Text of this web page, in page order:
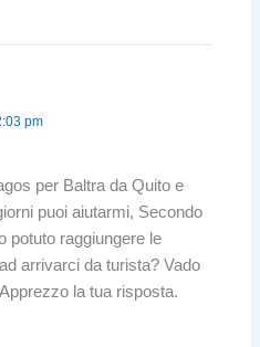
pm
per Baltra da Quito e
puoi aiutarmi, Secondo
potuto raggiungere le
arrivarci da turista? Vado
la tua risposta.